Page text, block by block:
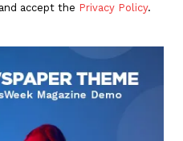
accept the Privacy Policy.